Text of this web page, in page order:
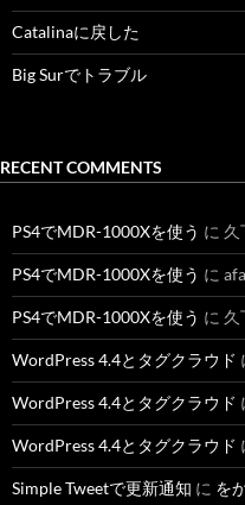
Catalinaに戻した
Big Surでトラブル
RECENT COMMENTS
PS4でMDR-1000Xを使う に 久
PS4でMDR-1000Xを使う に
PS4でMDR-1000Xを使う に 久
WordPress 4.4とタグクラウド
WordPress 4.4とタグクラウド
WordPress 4.4とタグクラウド
Simple Tweetで更新通知 に を